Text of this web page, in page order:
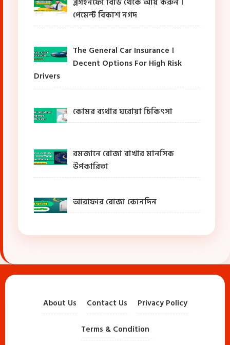
পেমেন্ট বিকাশ নগদ
The General Car Insurance ।
Decent Options For High Risk
Drivers
কোমর ব্যথার ঘরোয়া চিকিৎসা
রমজানে রোজা রাখার মানসিক
উপকারিতা
আরাফার রোজা কোনদিন
About Us Contact Us Privacy Policy
Terms & Condition